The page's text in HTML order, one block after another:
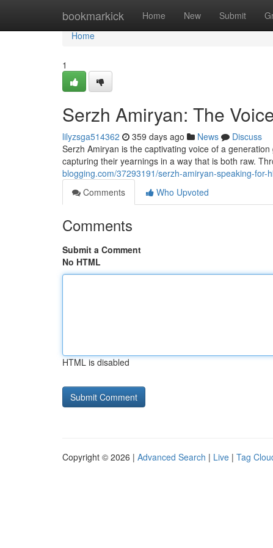
bookmarkick Home New Submit
Home
Home
1
Serzh Amiryan: The
lilyzsga514362 359 days ago News
Discuss
Serzh Amiryan is the captivating voice of a
capturing their yearnings in a way that is both raw.
blogging.com/37293191/serzh-amiryan-speaking-for-
Comments
Who Upvoted
Comments
Submit a Comment
No HTML
HTML is disabled
Copyright © 2026 | Advanced Search | Live | Tag